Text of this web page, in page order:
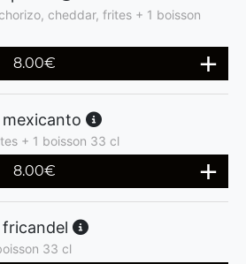
cheddar, frites + 1 boisson
8.00€
+ 1 boisson 33 cl
8.00€
33 cl